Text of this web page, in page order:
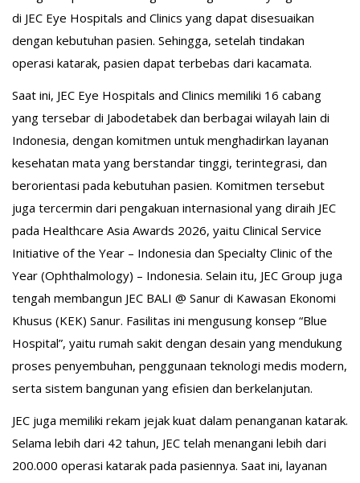
di JEC Eye Hospitals and Clinics yang dapat disesuaikan
dengan kebutuhan pasien. Sehingga, setelah tindakan
operasi katarak, pasien dapat terbebas dari kacamata.
Saat ini, JEC Eye Hospitals and Clinics memiliki 16 cabang
yang tersebar di Jabodetabek dan berbagai wilayah lain di
Indonesia, dengan komitmen untuk menghadirkan layanan
kesehatan mata yang berstandar tinggi, terintegrasi, dan
berorientasi pada kebutuhan pasien. Komitmen tersebut
juga tercermin dari pengakuan internasional yang diraih JEC
pada Healthcare Asia Awards 2026, yaitu Clinical Service
Initiative of the Year – Indonesia dan Specialty Clinic of the
Year (Ophthalmology) – Indonesia. Selain itu, JEC Group juga
tengah membangun JEC BALI @ Sanur di Kawasan Ekonomi
Khusus (KEK) Sanur. Fasilitas ini mengusung konsep “Blue
Hospital”, yaitu rumah sakit dengan desain yang mendukung
proses penyembuhan, penggunaan teknologi medis modern,
serta sistem bangunan yang efisien dan berkelanjutan.
JEC juga memiliki rekam jejak kuat dalam penanganan katarak.
Selama lebih dari 42 tahun, JEC telah menangani lebih dari
200.000 operasi katarak pada pasiennya. Saat ini, layanan